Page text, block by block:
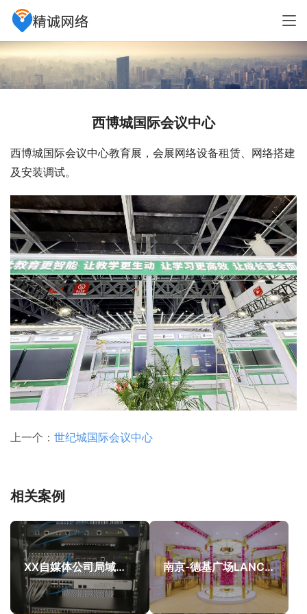
西博城国际会议中心
西博城国际会议中心教育展，会展网络设备租赁、网络搭建
及安装调试。
上一个： 世纪城国际会议中心
相关案例
XX自媒体公司局域网组建 南京-德基广场LANCOME菁纯玫瑰奢享展